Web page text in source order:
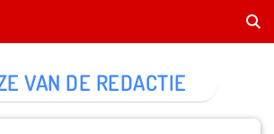
VAN DE REDACTIE